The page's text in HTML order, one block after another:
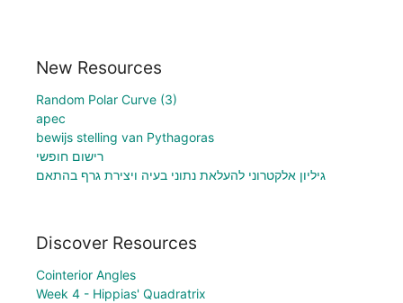
New Resources
Random Polar Curve (3)
apec
bewijs stelling van Pythagoras
רישום חופשי
גיליון אלקטרוני להעלאת נתוני בעיה ויצירת גרף בהתאם
Discover Resources
Cointerior Angles
Week 4 - Hippias' Quadratrix